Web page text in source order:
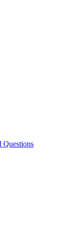
Questions